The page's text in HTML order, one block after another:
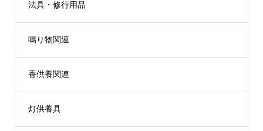
法具・修行用品
鳴り物関連
香供養関連
灯供養具